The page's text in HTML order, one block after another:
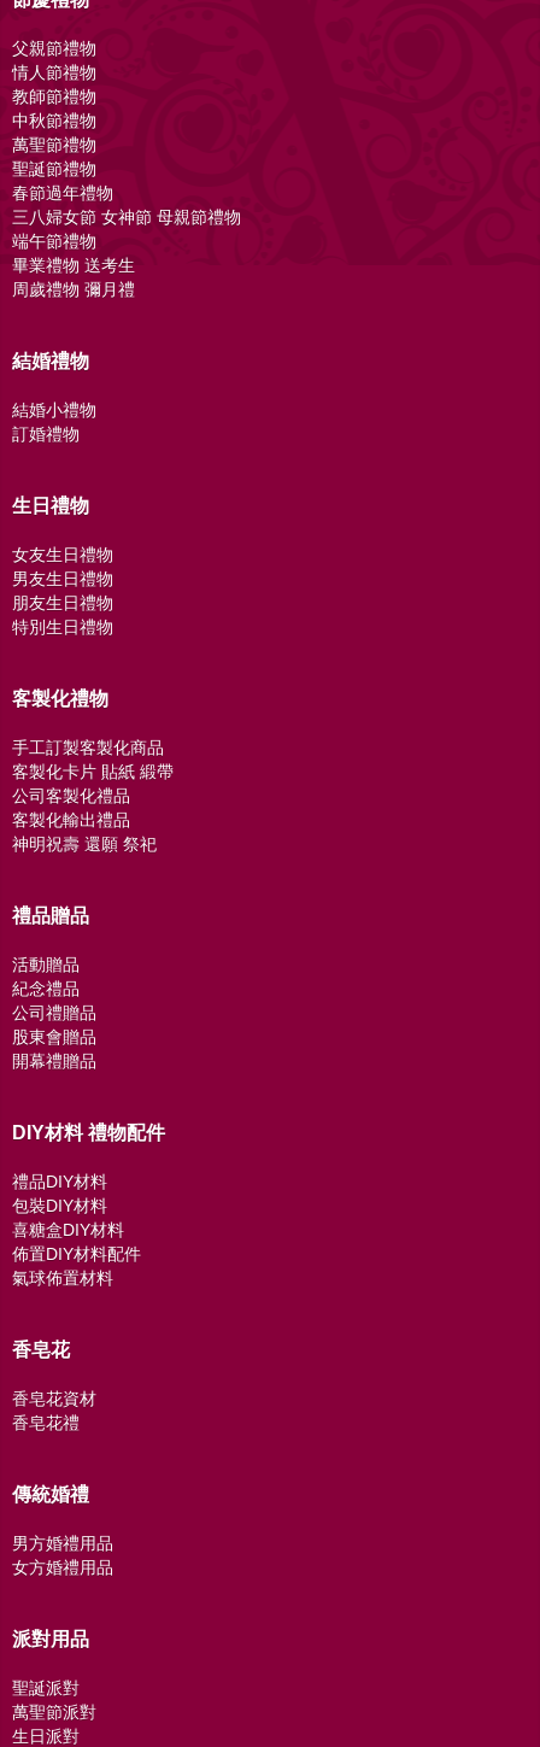
父親節禮物
情人節禮物
教師節禮物
中秋節禮物
萬聖節禮物
聖誕節禮物
春節過年禮物
三八婦女節 女神節 母親節禮物
端午節禮物
畢業禮物 送考生
周歲禮物 彌月禮
結婚禮物
結婚小禮物
訂婚禮物
生日禮物
女友生日禮物
男友生日禮物
朋友生日禮物
特別生日禮物
客製化禮物
手工訂製客製化商品
客製化卡片 貼紙 緞帶
公司客製化禮品
客製化輸出禮品
神明祝壽 還願 祭祀
禮品贈品
活動贈品
紀念禮品
公司禮贈品
股東會贈品
開幕禮贈品
DIY材料 禮物配件
禮品DIY材料
包裝DIY材料
喜糖盒DIY材料
佈置DIY材料配件
氣球佈置材料
香皂花
香皂花資材
香皂花禮
傳統婚禮
男方婚禮用品
女方婚禮用品
派對用品
聖誕派對
萬聖節派對
生日派對